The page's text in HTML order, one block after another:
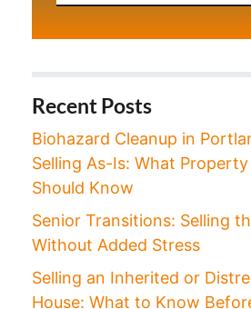
Recent Posts
Biohazard Cleanup in
Selling As-Is: What
Should Know
Senior Transitions: Selling
Without Added Stress
Selling an Inherited or
House: What to Know